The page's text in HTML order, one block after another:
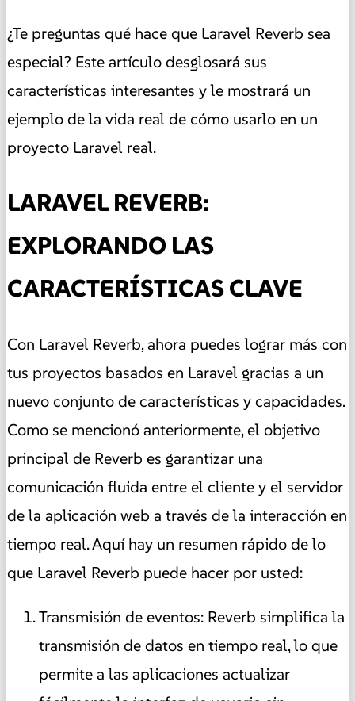
¿Te preguntas qué hace que Laravel Reverb sea
especial? Este artículo desglosará sus
características interesantes y le mostrará un
ejemplo de la vida real de cómo usarlo en un
proyecto Laravel real.
LARAVEL REVERB:
EXPLORANDO LAS
CARACTERÍSTICAS CLAVE
Con Laravel Reverb, ahora puedes lograr más con
tus proyectos basados en Laravel gracias a un
nuevo conjunto de características y capacidades.
Como se mencionó anteriormente, el objetivo
principal de Reverb es garantizar una
comunicación fluida entre el cliente y el servidor
de la aplicación web a través de la interacción en
tiempo real. Aquí hay un resumen rápido de lo
que Laravel Reverb puede hacer por usted:
Transmisión de eventos: Reverb simplifica la
transmisión de datos en tiempo real, lo que
permite a las aplicaciones actualizar